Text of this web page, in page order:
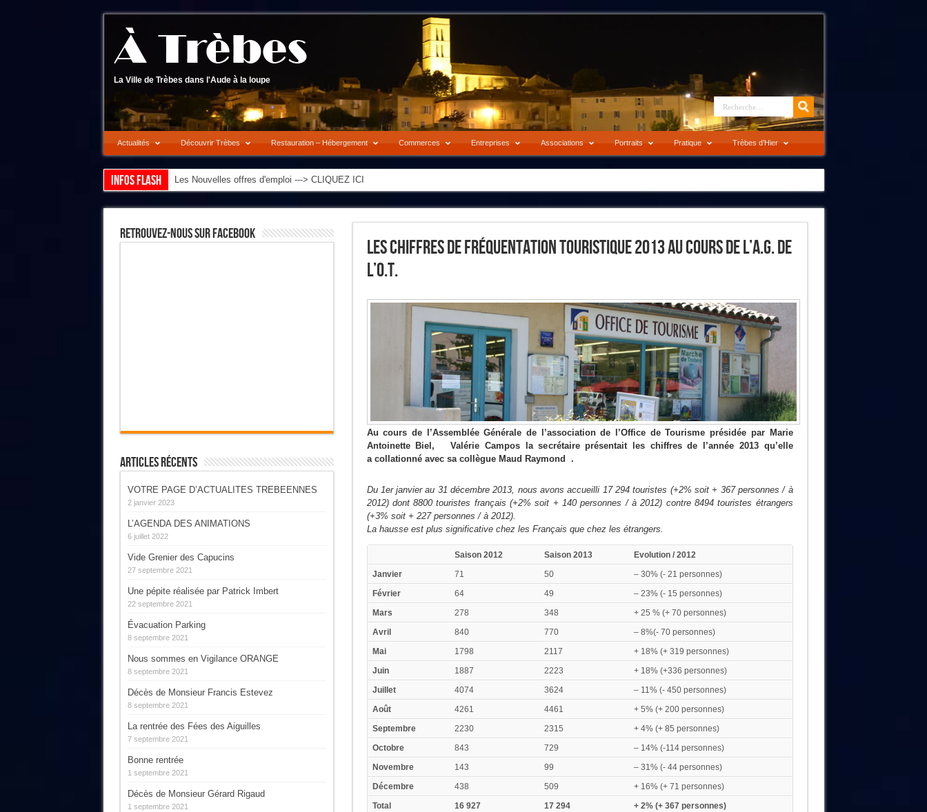
La Ville de Trèbes dans l'Aude à la loupe
Actualités Découvrir Trèbes Restauration – Hébergement Commerces Entreprises Associations Portraits Pratique Trèbes d’Hier
Infos flash Les Nouvelles offres d'emploi ---> CLIQUEZ ICI
Les Chiffres De Fréquentation Touristique 2013 Au Cours De L’A.G. De
L’O.T.
Au cours de l’Assemblée Générale de l’association de l’Office de Tourisme présidée par Marie
Antoinette Biel, Valérie Campos la secrétaire présentait les chiffres de l’année 2013 qu’elle
a collationné avec sa collègue Maud Raymond .
Du 1er janvier au 31 décembre 2013, nous avons accueilli 17 294 touristes (+2% soit + 367 personnes / à
2012) dont 8800 touristes français (+2% soit + 140 personnes / à 2012) contre 8494 touristes étrangers
(+3% soit + 227 personnes / à 2012).
La hausse est plus significative chez les Français que chez les étrangers.
Saison 2012 Saison 2013 Evol ution / 2012
Janvier
71 50
– 30% (- 21 personnes)
Février
64 49
– 23% (- 15 personnes)
Mars
278 348
+ 25 % (+ 70 personnes)
Avril
840 770
– 8%(- 70 personnes)
Mai
1798 2117
+ 18% (+ 319 personnes)
Juin
1887 2223
+ 18% (+336 personnes)
Juillet
4074 3624
– 11% (- 450 personnes)
Août
4261 4461
+ 5% (+ 200 personnes)
Septembre
2230 2315
+ 4% (+ 85 personnes)
Octobre
843 729
– 14% (-114 personnes)
Novembre
143 99
– 31% (- 44 personnes)
Décembre
438 509
+ 16% (+ 71 personnes)
Total
16 927 17 294 + 2% (+ 367 personnes)
Retrouvez-Nous Sur Facebook
Articles Récents
VOTRE PAGE D’ACTUALITES TREBEENNES
2 janvier 2023
L’AGENDA DES ANIMATIONS
6 juillet 2022
Vide Grenier des Capucins
27 septembre 2021
Une pépite réalisée par Patrick Imbert
22 septembre 2021
Évacuation Parking
8 septembre 2021
Nous sommes en Vigilance ORANGE
8 septembre 2021
Décès de Monsieur Francis Estevez
8 septembre 2021
La rentrée des Fées des Aiguilles
7 septembre 2021
Bonne rentrée
1 septembre 2021
Décès de Monsieur Gérard Rigaud
1 septembre 2021